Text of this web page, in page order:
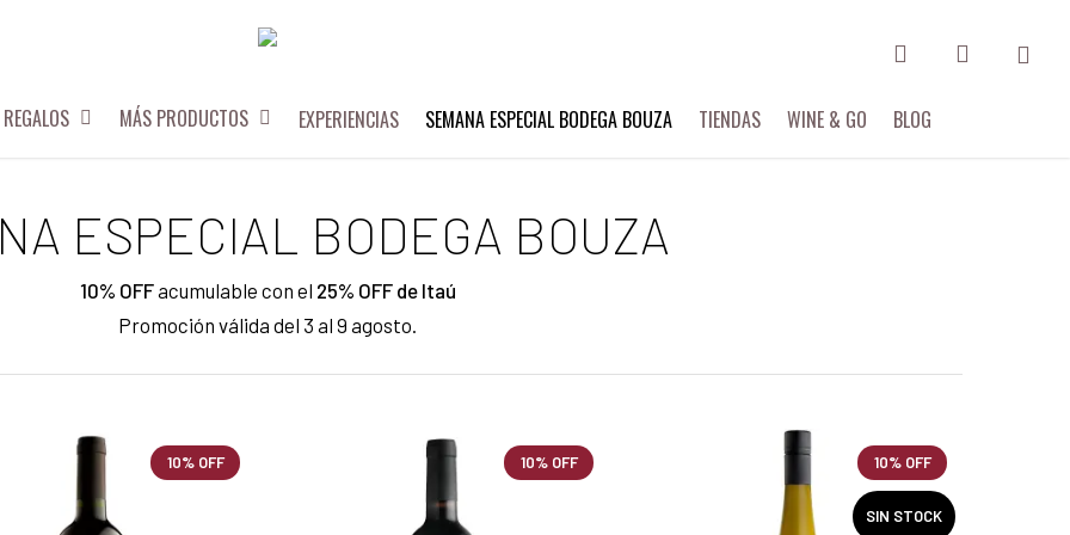
REGALOS MÁS PRODUCTOS EXPERIENCIAS SEMANA ESPECIAL BODEGA BOUZA TIENDAS WINE & GO BLOG
ESPECIAL BODEGA BOUZA
10% OFFacumulable con el 25% OFF de Itaú
Promoción válida del 3 al 9 agosto.
10% OFF 10% OFF
SIN STOCK
10% OFF